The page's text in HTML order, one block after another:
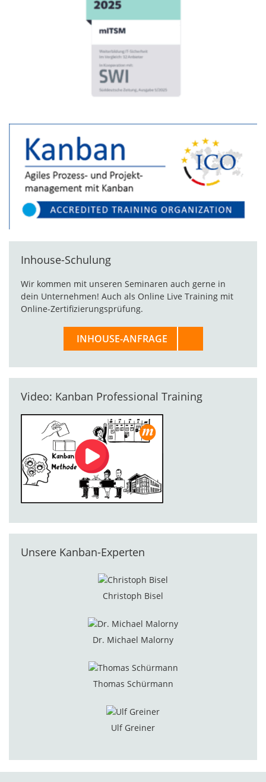
Inhouse-Schulung
Wir kommen mit unseren Seminaren auch gerne in
dein Unternehmen! Auch als Online Live Training mit
Online-Zertifizierungsprüfung.
INHOUSE-ANFRAGE
Video: Kanban Professional Training
Unsere Kanban-Experten
Christoph Bisel
Dr. Michael Malorny
Thomas Schürmann
Ulf Greiner